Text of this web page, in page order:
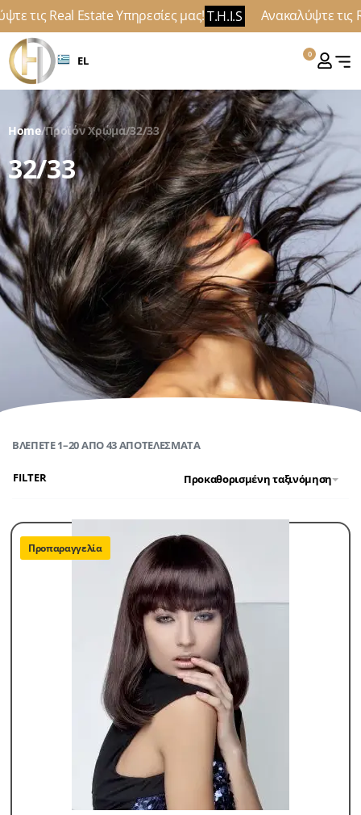
τις Real Estate Υπηρεσίες μας!T.H.I.S Ανακαλύψτε τις
EL 0
Home/Προϊόν Χρώμα/32/33
32/33
ΒΛΈΠΕΤΕ 1–20 ΑΠΌ 43 ΑΠΟΤΕΛΈΣΜΑΤΑ
Προκαθορισμένη ταξινόμηση
FILTER
Προπαραγγελία